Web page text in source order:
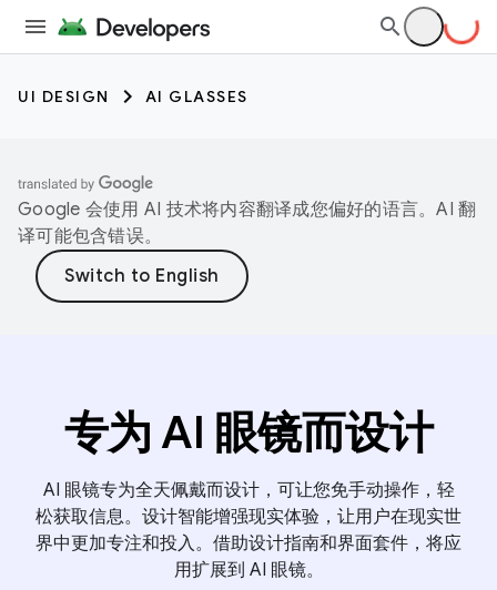
UI DESIGN AI GLASSES
Google 会使用 AI 技术将内容翻译成您偏好的语言。AI 翻
译可能包含错误。
专为 AI 眼镜而设计
AI 眼镜专为全天佩戴而设计，可让您免手动操作，轻
松获取信息。设计智能增强现实体验，让用户在现实世
界中更加专注和投入。借助设计指南和界面套件，将应
用扩展到 AI 眼镜。